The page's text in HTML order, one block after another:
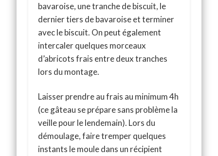
bavaroise, une tranche de biscuit, le
dernier tiers de bavaroise et terminer
avec le biscuit. On peut également
intercaler quelques morceaux
d’abricots frais entre deux tranches
lors du montage.
Laisser prendre au frais au minimum 4h
(ce gâteau se prépare sans problème la
veille pour le lendemain). Lors du
démoulage, faire tremper quelques
instants le moule dans un récipient